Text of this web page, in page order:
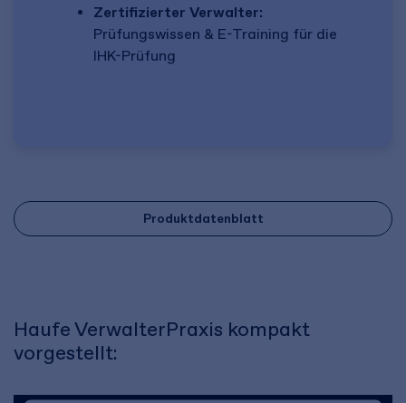
Zertifizierter Verwalter:
Prüfungswissen & E-Training für die
IHK-Prüfung
Produktdatenblatt
Haufe VerwalterPraxis kompakt
vorgestellt: